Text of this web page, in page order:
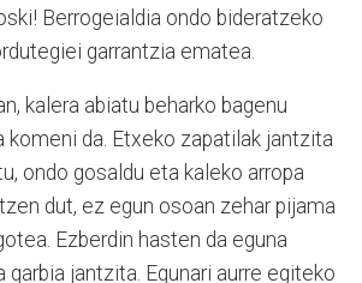
Berrogeialdia ondo bideratzeko
garrantzia ematea.
kalera abiatu beharko bagenu
komeni da. Etxeko zapatilak jantzita
ondo gosaldu eta kaleko arropa
dut, ez egun osoan zehar pijama
Ezberdin hasten da eguna
garbia jantzita. Egunari aurre egiteko